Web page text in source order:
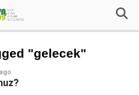
"gelecek"